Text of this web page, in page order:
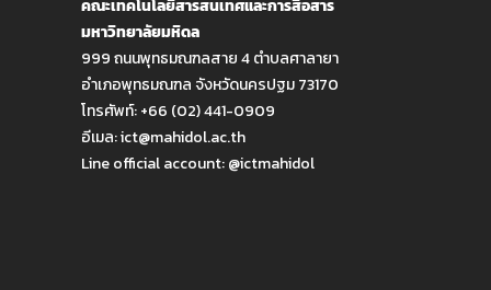
คณะเทคโนโลยีสารสนเทศและการสื่อสาร
มหาวิทยาลัยมหิดล
999 ถนนพุทธมณฑลสาย 4 ตำบลศาลายา
อำเภอพุทธมณฑล จังหวัดนครปฐม 73170
โทรศัพท์: +66 (02) 441-0909
อีเมล:ict@mahidol.ac.th
Line official account:@ictmahidol